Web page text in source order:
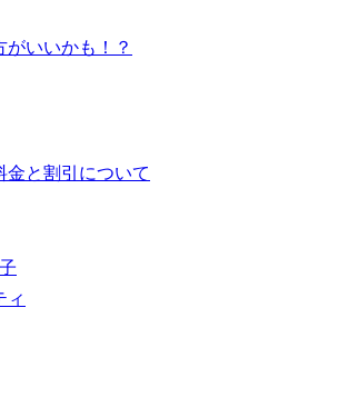
いいかも！？
金と割引について
ィ